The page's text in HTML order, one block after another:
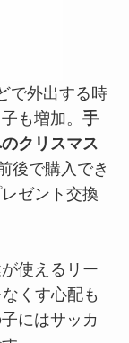
で外出する時
も増加。 手
クリスマス
後で購入でき
ゼント交換
使えるリー
くす心配も
にはサッカ